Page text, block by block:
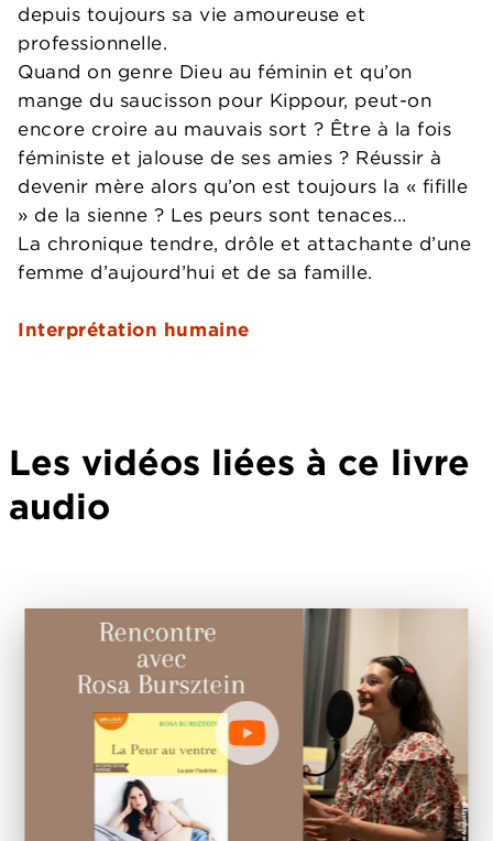
depuis toujours sa vie amoureuse et
professionnelle.
Quand on genre Dieu au féminin et qu’on
mange du saucisson pour Kippour, peut-on
encore croire au mauvais sort ? Être à la fois
féministe et jalouse de ses amies ? Réussir à
devenir mère alors qu’on est toujours la « fifille
» de la sienne ? Les peurs sont tenaces…
La chronique tendre, drôle et attachante d’une
femme d’aujourd’hui et de sa famille.
Interprétation humaine
Les vidéos liées à ce livre
audio